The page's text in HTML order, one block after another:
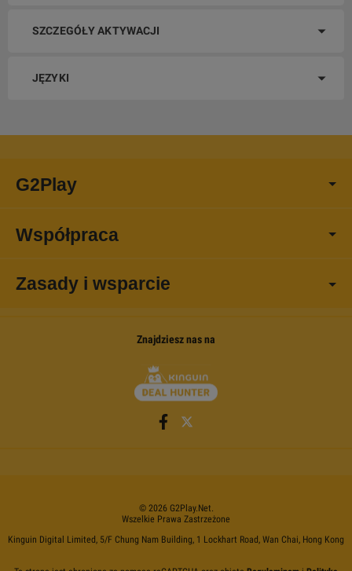
SZCZEGÓŁY AKTYWACJI
JĘZYKI
G2Play
Współpraca
Zasady i wsparcie
Znajdziesz nas na
© 2026 G2Play.net.
Wszelkie Prawa Zastrzeżone
Kinguin Digital Limited, 5/F Chung Nam Building, 1 Lockhart Road, Wan Chai, Hong Kong